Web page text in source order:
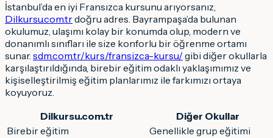
İstanbul’da en iyi Fransızca kursunu arıyorsanız,
Dilkursu.com.trdoğru adres. Bayrampaşa’da bulunan
okulumuz, ulaşımı kolay bir konumda olup, modern ve
donanımlı sınıfları ile size konforlu bir öğrenme ortamı
sunar. sdm.com.tr/kurs/fransizca-kursu/ gibi diğer okullarla
karşılaştırıldığında, birebir eğitim odaklı yaklaşımımız ve
kişiselleştirilmiş eğitim planlarımız ile farkımızı ortaya
koyuyoruz.
Dilkursu.com.tr
Diğer Okullar
Birebir eğitim
Genellikle grup eğitimi